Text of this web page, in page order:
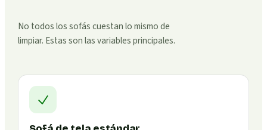
No todos los sofás cuestan lo mismo de
limpiar. Estas son las variables principales.